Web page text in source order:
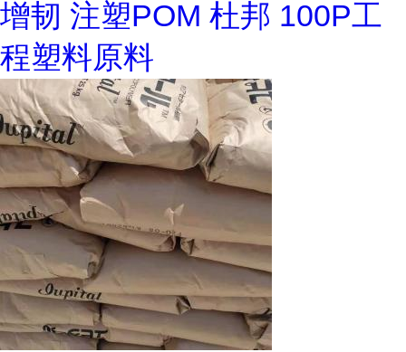
增韧 注塑POM 杜邦 100P工
程塑料原料